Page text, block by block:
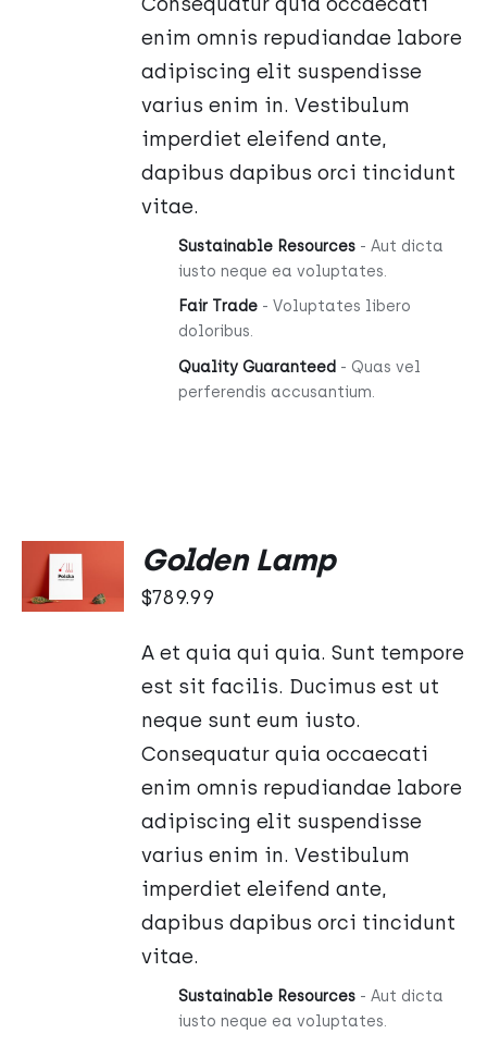
enim omnis repudiandae labore
adipiscing elit suspendisse
varius enim in. Vestibulum
imperdiet eleifend ante,
dapibus dapibus orci tincidunt
vitae.
Sustainable Resources- Aut dicta
iusto neque ea voluptates.
Fair Trade- Voluptates libero
doloribus.
Quality Guaranteed - Quas vel
perferendis accusantium.
Oceniono
5.00
DO
KOSZYKA
Golden Lamp
$789.99
A et quia qui quia. Sunt tempore
est sit facilis. Ducimus est ut
neque sunt eum iusto.
Consequatur quia occaecati
enim omnis repudiandae labore
adipiscing elit suspendisse
varius enim in. Vestibulum
imperdiet eleifend ante,
dapibus dapibus orci tincidunt
vitae.
Sustainable Resources- Aut dicta
iusto neque ea voluptates.